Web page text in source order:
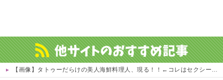
【画像】タトゥーだらけの美人海鮮料理人、現る！！←コレはセクシー過ぎてワイらにブッ刺さりまくりw w w w w w w w w